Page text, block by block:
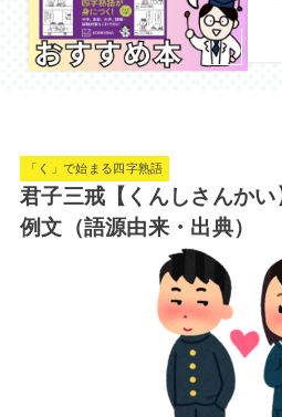
「く」で始まる四字熟語
君子三戒【くんしさんか
例文（語源由来・出典）